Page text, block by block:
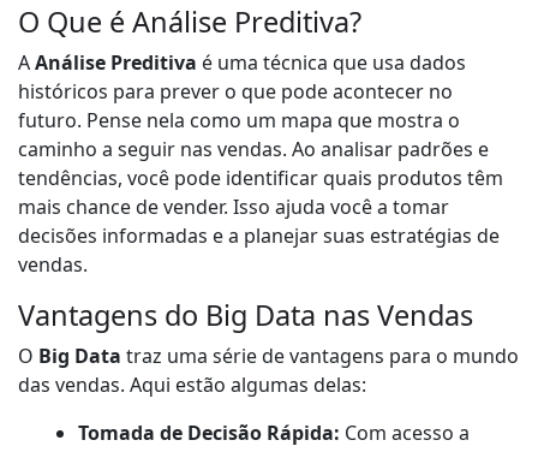
O Que é Análise Preditiva?
AAnálise Preditiva é uma técnica que usa dados
históricos para prever o que pode acontecer no
futuro. Pense nela como um mapa que mostra o
caminho a seguir nas vendas. Ao analisar padrões e
tendências, você pode identificar quais produtos têm
mais chance de vender. Isso ajuda você a tomar
decisões informadas e a planejar suas estratégias de
vendas.
Vantagens do Big Data nas Vendas
O Big Data traz uma série de vantagens para o mundo
das vendas. Aqui estão algumas delas:
Tomada de Decisão Rápida: Com acesso a